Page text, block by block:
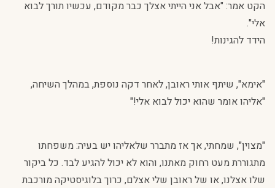
הקט אמר: "אבל אני הייתי אצלך כבר מקודם, עכשיו תורך לבוא
אלי".
הידד להגינות!
"אימא", שיתף אותי ראובן, לאחר דקה נוספת, במהלך השיחה,
"אליהו אומר שהוא יכול לבוא אלי!"
"מצוין", שמחתי, אך אז מתברר שלאליהו יש בעיה: משפחתו
מתגוררת מעט רחוק מאתנו, והוא לא יכול להגיע לבד. כל ביקור
שלו אצלנו, או של ראובן שלי אצלם, כרוך בלוגיסטיקה מורכבת